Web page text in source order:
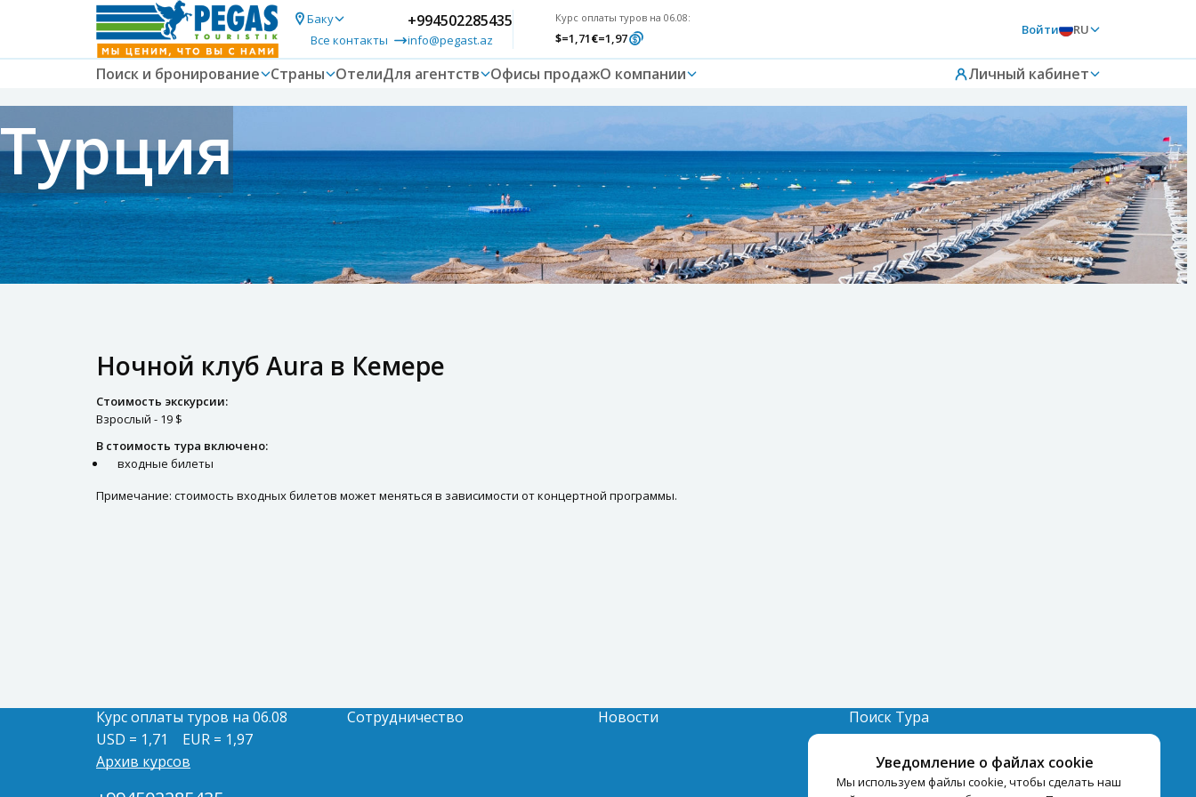
Баку
Все контакты
+994502285435
info@pegast.az
Курс оплаты туров на 06.08:
$=1,71€=1,97
Войти RU
Поиск и бронирование Страны ОтелиДля агентств Офисы продажО компании Личный кабинет
Турция
Ночной клуб Aura в Кемере
Стоимость экскурсии:
Взрослый - 19 $
В стоимость тура включено:
входные билеты
Примечание: стоимость входных билетов может меняться в зависимости от концертной программы.
Уведомление о файлах cookie
Мы используем файлы cookie, чтобы сделать наш
Курс оплаты туров на 06.08
USD = 1,71
EUR = 1,97
Архив курсов
Сотрудничество Новости
Поиск Тура
Отели